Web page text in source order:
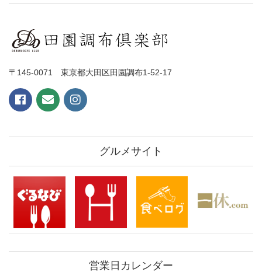
〒145-0071 東京都大田区田園調布1-52-17
グルメサイト
営業日カレンダー